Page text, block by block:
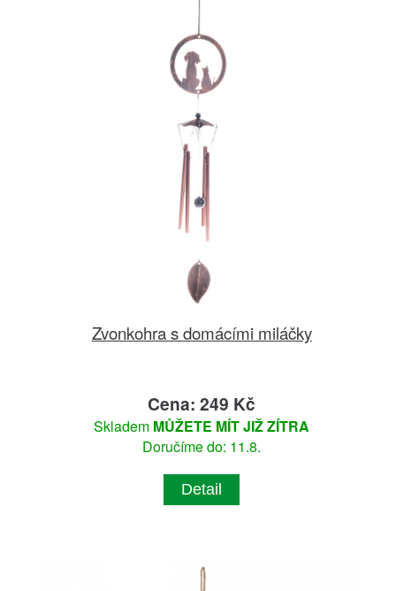
Zvonkohra s domácími miláčky
Cena: 249 Kč
Skladem MŮŽETE MÍT JIŽ ZÍTRA
Doručíme do: 11.8.
Detail